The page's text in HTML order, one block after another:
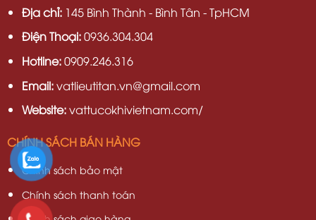
Địa chỉ:145 Bình Thành - Bình Tân - TpHCM
Điện Thoại:0936.304.304
Hotline:0909.246.316
Email:vatlieutitan.vn@gmail.com
Website:vattucokhivietnam.com/
CHÍNH SÁCH BÁN HÀNG
Chính sách bảo mật
Chính sách thanh toán